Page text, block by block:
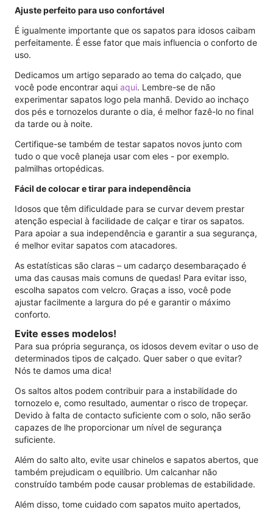
Ajuste perfeito para uso confortável
É igualmente importante que os sapatos para idosos caibam
perfeitamente. É esse fator que mais influencia o conforto de
uso.
Dedicamos um artigo separado ao tema do calçado, que
você pode encontrar aqui aqui. Lembre-se de não
experimentar sapatos logo pela manhã. Devido ao inchaço
dos pés e tornozelos durante o dia, é melhor fazê-lo no final
da tarde ou à noite.
Certifique-se também de testar sapatos novos junto com
tudo o que você planeja usar com eles - por exemplo.
palmilhas ortopédicas.
Fácil de colocar e tirar para independência
Idosos que têm dificuldade para se curvar devem prestar
atenção especial à facilidade de calçar e tirar os sapatos.
Para apoiar a sua independência e garantir a sua segurança,
é melhor evitar sapatos com atacadores.
As estatísticas são claras – um cadarço desembaraçado é
uma das causas mais comuns de quedas! Para evitar isso,
escolha sapatos com velcro. Graças a isso, você pode
ajustar facilmente a largura do pé e garantir o máximo
conforto.
Evite esses modelos!
Para sua própria segurança, os idosos devem evitar o uso de
determinados tipos de calçado. Quer saber o que evitar?
Nós te damos uma dica!
Os saltos altos podem contribuir para a instabilidade do
tornozelo e, como resultado, aumentar o risco de tropeçar.
Devido à falta de contacto suficiente com o solo, não serão
capazes de lhe proporcionar um nível de segurança
suficiente.
Além do salto alto, evite usar chinelos e sapatos abertos, que
também prejudicam o equilíbrio. Um calcanhar não
construído também pode causar problemas de estabilidade.
Além disso, tome cuidado com sapatos muito apertados,